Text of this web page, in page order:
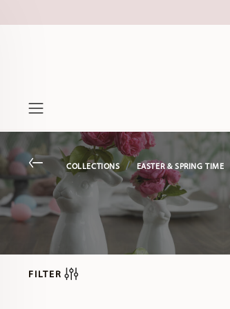
new Christmas collections 2026).
Go backCOLLECTIONS EASTER & SPRING TIME
FILTER